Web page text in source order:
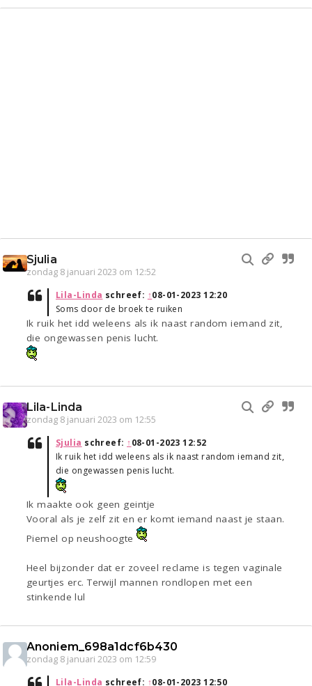
Sjulia
zondag 8 januari 2023 om 12:52
Lila-Linda schreef: ↑08-01-2023 12:20
Soms door de broek te ruiken
Ik ruik het idd weleens als ik naast random iemand zit,
die ongewassen penis lucht.
Lila-Linda
zondag 8 januari 2023 om 12:55
Sjulia schreef: ↑08-01-2023 12:52
Ik ruik het idd weleens als ik naast random iemand zit,
die ongewassen penis lucht.
Ik maakte ook geen geintje
Vooral als je zelf zit en er komt iemand naast je staan.
Piemel op neushoogte
Heel bijzonder dat er zoveel reclame is tegen vaginale
geurtjes erc. Terwijl mannen rondlopen met een
stinkende lul
Anoniem_698a1dcf6b430
zondag 8 januari 2023 om 12:59
Lila-Linda schreef: ↑08-01-2023 12:50